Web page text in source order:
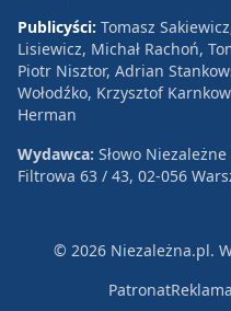
Publicyści: Tomasz
Lisiewicz, Michał Rachoń,
Piotr Nisztor, Adrian
Wołodźko, Krzysztof
Herman
Wydawca: Słowo Niezależne
Filtrowa 63 / 43, 02-056
© 2026 Niezależna.pl.
PatronatReklama